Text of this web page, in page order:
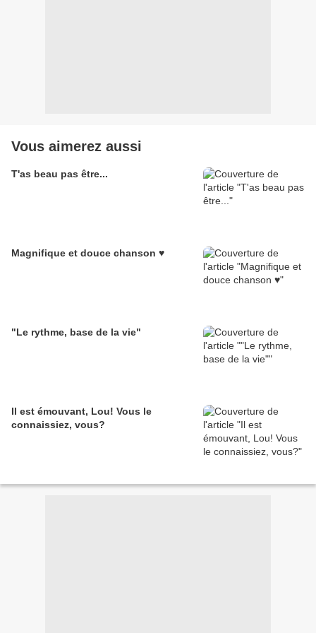
Vous aimerez aussi
T'as beau pas être...
Magnifique et douce chanson ♥
"Le rythme, base de la vie"
Il est émouvant, Lou! Vous le
connaissiez, vous?